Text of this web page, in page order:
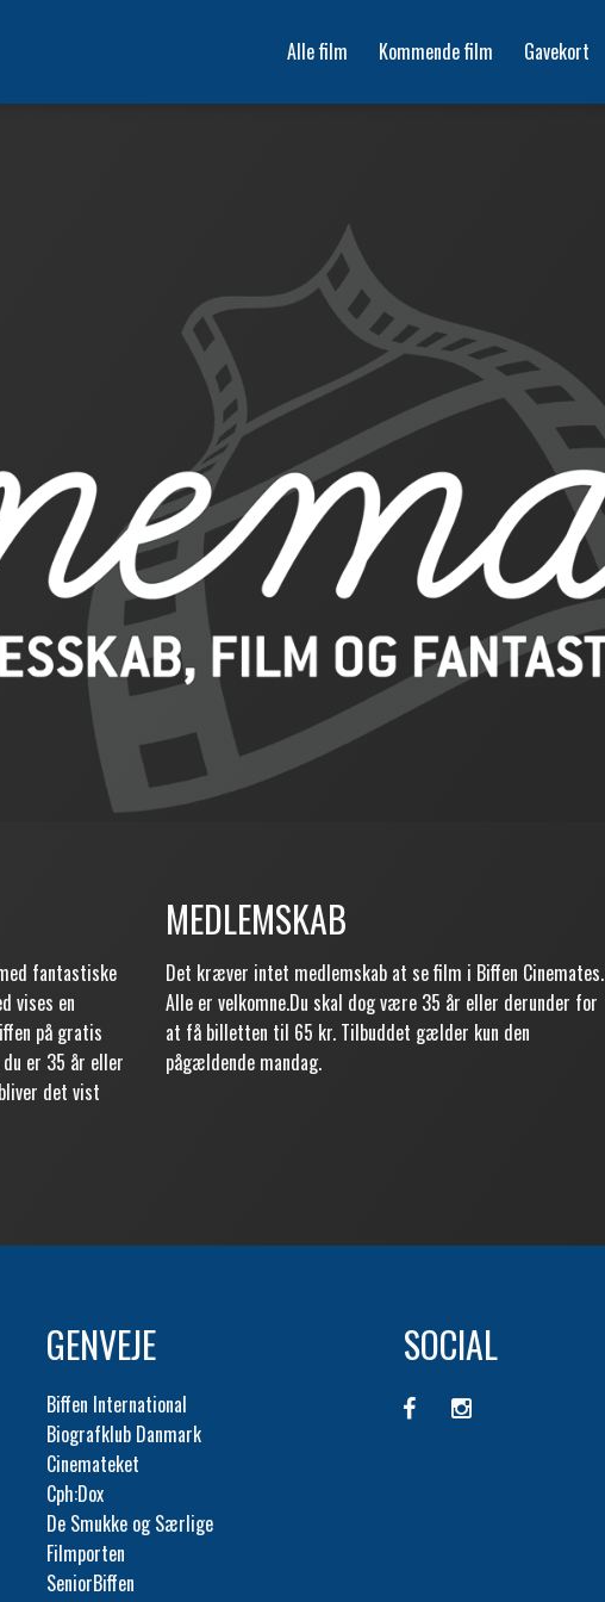
Alle film Kommende film Gavekort
fantastiske
vises en
på gratis
er 35 år eller
det vist
MEDLEMSKAB
Det kræver intet medlemskab at se film i Biffen Cinemates.
Alle er velkomne.Du skal dog være 35 år eller derunder for
at få billetten til 65 kr. Tilbuddet gælder kun den
pågældende mandag.
GENVEJE
Biffen International
Biografklub Danmark
Cinemateket
Cph:Dox
De Smukke og Særlige
Filmporten
SeniorBiffen
SOCIAL